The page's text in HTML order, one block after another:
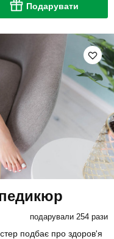
Подарувати
подарували 254 рази
подбає про здоров'я